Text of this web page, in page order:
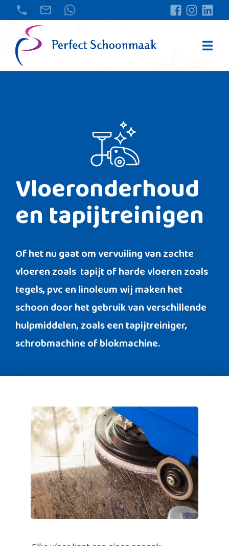
Vloeronderhoud
en tapijtreinigen
Of het nu gaat om vervuiling van zachte
vloeren zoals tapijt of harde vloeren zoals
tegels, pvc en linoleum wij maken het
schoon door het gebruik van verschillende
hulpmiddelen, zoals een tapijtreiniger,
schrobmachine of blokmachine.